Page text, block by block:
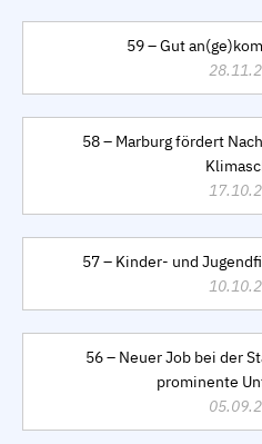
59 – Gut
58 – Marburg fördert
57 – Kinder- und
56 – Neuer Job bei der
prominente